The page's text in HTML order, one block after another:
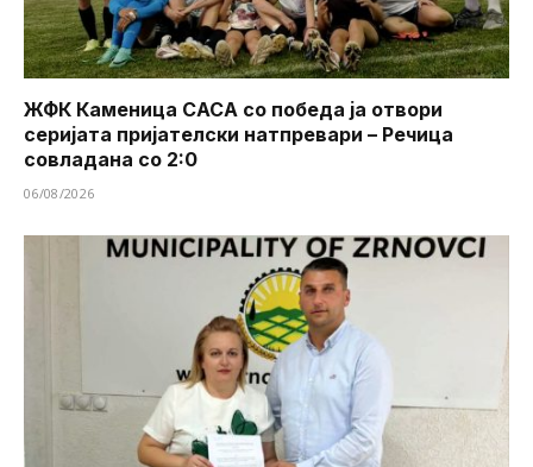
ЖФК Каменица САСА со победа ја отвори
серијата пријателски натпревари – Речица
совладана со 2:0
06/08/2026